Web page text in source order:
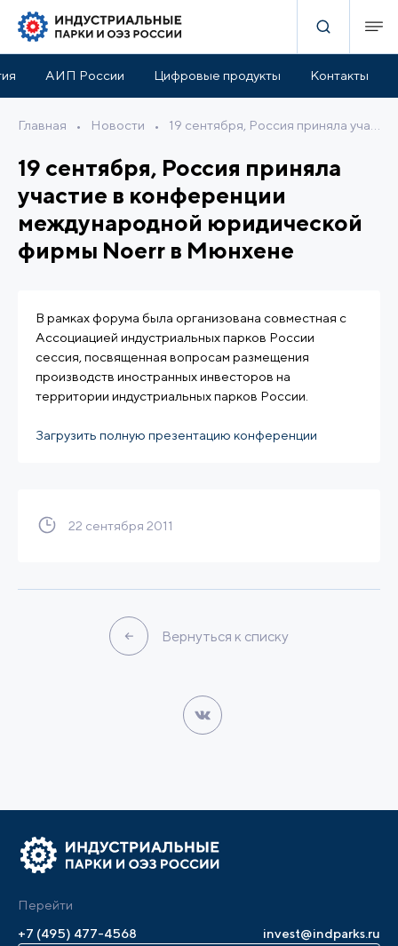
АИП России Цифровые продукты Контакты
Главная • Новости •
19 сентября, Россия приняла
участие в конференции
международной юридической
фирмы Noerr в Мюнхене
В рамках форума была организована совместная с
Ассоциацией индустриальных парков России
сессия, посвященная вопросам размещения
производств иностранных инвесторов на
территории индустриальных парков России.
Загрузить полную презентацию конференции
22 сентября 2011
Вернуться к списку
Перейти
+7 (495) 477-4568
invest@indparks.ru